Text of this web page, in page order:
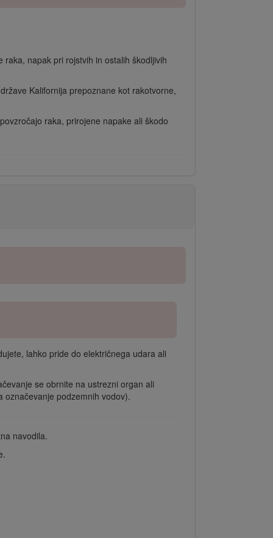
napak pri rojstvih in ostalih škodljivih
Kalifornija prepoznane kot rakotvorne,
raka, prirojene napake ali škodo
lahko pride do električnega udara ali
se obrnite na ustrezni organ ali
označevanje podzemnih vodov).
navodila.